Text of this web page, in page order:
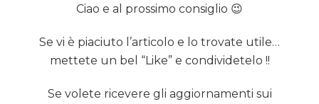
Ciao e al prossimo consiglio 😉
Se vi è piaciuto l’articolo e lo trovate utile…
mettete un bel “Like” e condividetelo !!
Se volete ricevere gli aggiornamenti sui